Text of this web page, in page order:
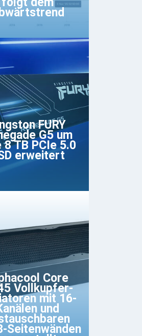
FURY
G5 um
8 TB PCIe 5.0
erweitert
Core
Vollkupfer-
mit 16-
und
Seitenwänden